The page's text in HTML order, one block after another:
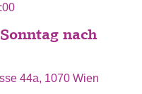
nach
44a, 1070 Wien